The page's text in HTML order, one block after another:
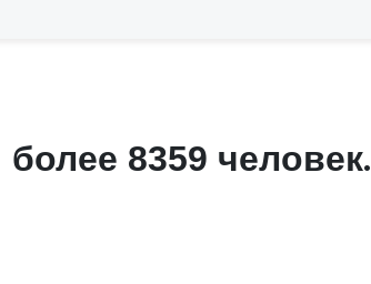
более 8359 человек.